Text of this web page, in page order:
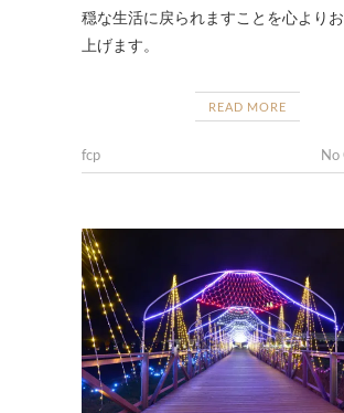
穏な生活に戻られますことを心より
上げます。
READ MORE
fcp No